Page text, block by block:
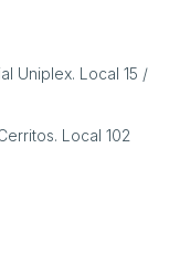
Uniplex. Local 15 /
Local 102